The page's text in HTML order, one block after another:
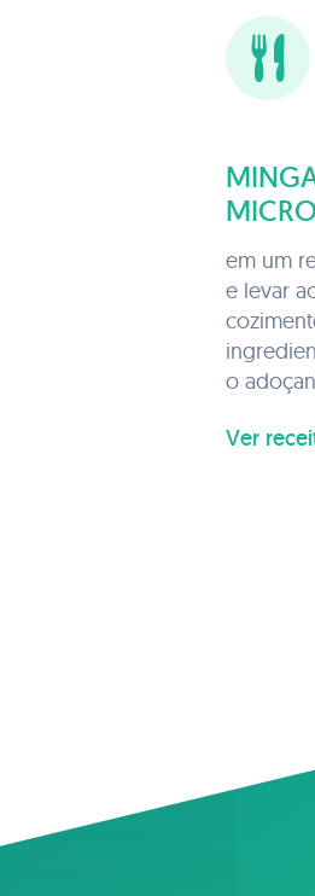
em um
e levar
o
Ver